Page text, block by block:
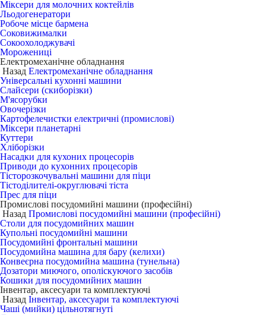
Міксери для молочних коктейлів
Льодогенератори
Робоче місце бармена
Соковижималки
Сокоохолоджувачі
Морожениці
Електромеханічне обладнання
Назад Електромеханічне обладнання
Універсальні кухонні машини
Слайсери (скиборізки)
М'ясорубки
Овочерізки
Картофелечистки електричні (промислові)
Міксери планетарні
Куттери
Хліборізки
Насадки для кухоних процесорів
Приводи до кухонних процесорів
Тісторозкочувальні машини для піци
Тістоділителі-округлювачі тіста
Прес для піци
Промислові посудомийні машини (професійні)
Назад Промислові посудомийні машини (професійні)
Столи для посудомийних машин
Купольні посудомийні машини
Посудомийні фронтальні машини
Посудомийна машина для бару (келихи)
Конвеєрна посудомийна машина (тунельна)
Дозатори миючого, ополіскуючого засобів
Кошики для посудомийних машин
Інвентар, аксесуари та комплектуючі
Назад Інвентар, аксесуари та комплектуючі
Чаші (мийки) цільнотягнуті